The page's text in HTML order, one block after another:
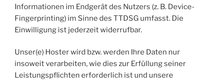
Informationen im Endgerät des Nutzers (z. B. Device-
Fingerprinting) im Sinne des TTDSG umfasst. Die
Einwilligung ist jederzeit widerrufbar.
Unser(e) Hoster wird bzw. werden Ihre Daten nur
insoweit verarbeiten, wie dies zur Erfüllung seiner
Leistungspflichten erforderlich ist und unsere